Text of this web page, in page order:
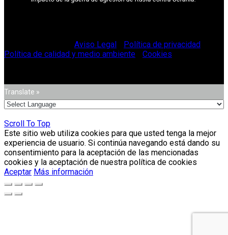
Aviso Legal Política de privacidad
Política de calidad y medio ambiente
Cookies
Translate »
Scroll To Top
Este sitio web utiliza cookies para que usted tenga la mejor
experiencia de usuario. Si continúa navegando está dando su
consentimiento para la aceptación de las mencionadas
cookies y la aceptación de nuestra política de cookies
Aceptar Más información